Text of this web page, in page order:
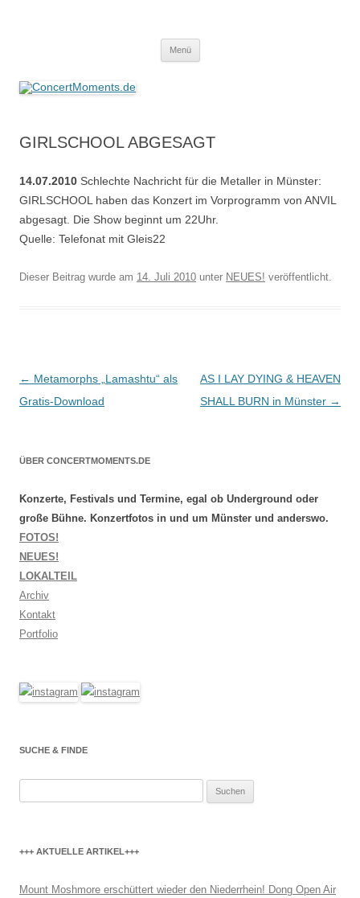
Menü
GIRLSCHOOL ABGESAGT
14.07.2010 Schlechte Nachricht für die Metaller in Münster:
GIRLSCHOOL haben das Konzert im Vorprogramm von ANVIL
abgesagt. Die Show beginnt um 22Uhr.
Quelle: Telefonat mit Gleis22
Dieser Beitrag wurde am 14. Juli 2010 unter NEUES! veröffentlicht.
Beitragsnavigation
← Metamorphs „Lamashtu“ als
Gratis-Download
AS I LAY DYING & HEAVEN
SHALL BURN in Münster →
ÜBER CONCERTMOMENTS.DE
Konzerte, Festivals und Termine, egal ob Underground oder
große Bühne. Konzertfotos in und um Münster und anderswo.
FOTOS!
NEUES!
LOKALTEIL
Archiv
Kontakt
Portfolio
SUCHE & FINDE
+++ AKTUELLE ARTIKEL+++
Mount Moshmore erschüttert wieder den Niederrhein! Dong Open Air